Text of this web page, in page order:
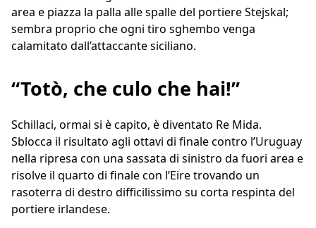
area e piazza la palla alle spalle del portiere Stejskal;
sembra proprio che ogni tiro sghembo venga
calamitato dall’attaccante siciliano.
“Totò, che culo che hai!”
Schillaci, ormai si è capito, è diventato Re Mida.
Sblocca il risultato agli ottavi di finale contro l’Uruguay
nella ripresa con una sassata di sinistro da fuori area e
risolve il quarto di finale con l’Eire trovando un
rasoterra di destro difficilissimo su corta respinta del
portiere irlandese.